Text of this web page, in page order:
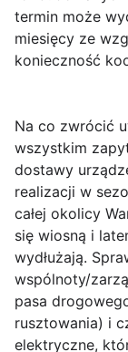
termin może
miesięcy ze
konieczność
Na co zwrócić
wszystkim
dostawy
realizacji w
całej okolicy
się wiosną i
wydłużają.
wspólnoty/
pasa
rusztowania) i
elektryczne,